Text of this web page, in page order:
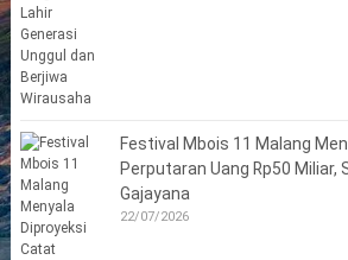
Festival Mbois 11 Malang
Perputaran Uang Rp50 Miliar,
Gajayana
22/07/2026